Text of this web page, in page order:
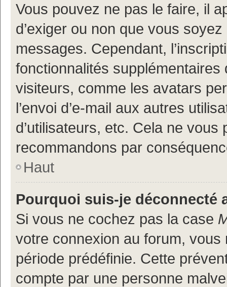
Vous pouvez ne pas le faire, il
d’exiger ou non que vous
messages. Cependant,
fonctionnalités
visiteurs, comme les avatars
l’envoi d’e-mail aux autres
d’utilisateurs, etc. Cela ne
recommandons par
Haut
Pourquoi suis-je déconnecté
Si vous ne cochez pas la case
votre connexion au forum,
période prédéfinie. Cette
compte par une personne